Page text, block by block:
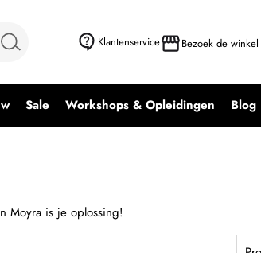
Klantenservice Bezoek de winkel
Sale Workshops & Opleidingen Blog
Moyra is je oplossing!